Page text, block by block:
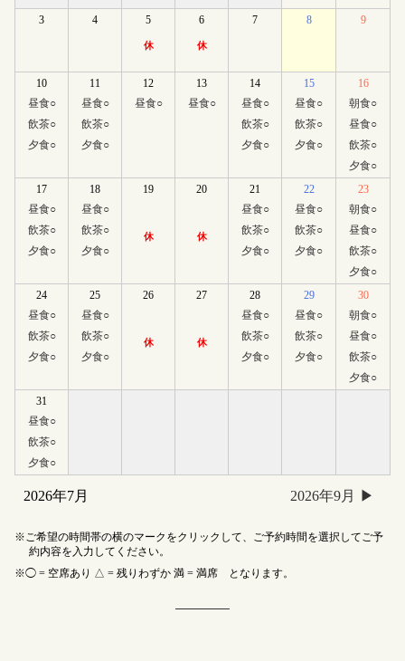
3 4 5
休
6
休
7 8 9
10
昼食○
飲茶○
夕食○
11
昼食○
飲茶○
夕食○
12
昼食○
13
昼食○
14
昼食○
飲茶○
夕食○
15
昼食○
飲茶○
夕食○
16
朝食○
昼食○
飲茶○
夕食○
17
昼食○
飲茶○
夕食○
18
昼食○
飲茶○
夕食○
19
休
20
休
21
昼食○
飲茶○
夕食○
22
昼食○
飲茶○
夕食○
23
朝食○
昼食○
飲茶○
夕食○
24
昼食○
飲茶○
夕食○
25
昼食○
飲茶○
夕食○
26
休
27
休
28
昼食○
飲茶○
夕食○
29
昼食○
飲茶○
夕食○
30
朝食○
昼食○
飲茶○
夕食○
31
昼食○
飲茶○
夕食○
2026年7月 2026年9月
ご希望の時間帯の横のマークをクリックして、ご予約時間を選択してご予
約内容を入力してください。
◯ = 空席あり △ = 残りわずか 満 = 満席 となります。